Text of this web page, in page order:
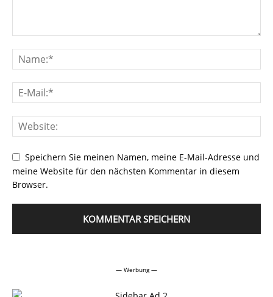
Speichern Sie meinen Namen, meine E-Mail-Adresse und
meine Website für den nächsten Kommentar in diesem
Browser.
— Werbung —